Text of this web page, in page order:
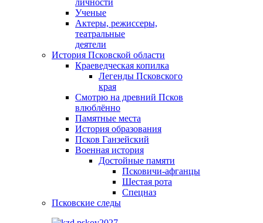
личности
Ученые
Актеры, режиссеры,
театральные
деятели
История Псковской области
Краеведческая копилка
Легенды Псковского
края
Смотрю на древний Псков
влюблённо
Памятные места
История образования
Псков Ганзейский
Военная история
Достойные памяти
Псковичи-афганцы
Шестая рота
Спецназ
Псковские следы